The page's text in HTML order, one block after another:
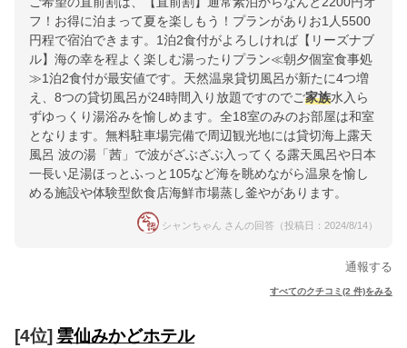
フ！お得に泊まって夏を楽しもう！プランがありお1人5500
円程で宿泊できます。1泊2食付がよろしければ【リーズナブ
ル】海の幸を程よく楽しむ湯ったりプラン≪朝夕個室食事処
≫1泊2食付が最安値です。天然温泉貸切風呂が新たに4つ増
え、8つの貸切風呂が24時間入り放題ですのでご家族水入ら
ずゆっくり湯浴みを愉しめます。全18室のみのお部屋は和室
となります。無料駐車場完備で周辺観光地には貸切海上露天
風呂 波の湯「茜」で波がざぶざぶ入ってくる露天風呂や日本
一長い足湯ほっとふっと105など海を眺めながら温泉を愉し
める施設や体験型飲食店海鮮市場蒸し釜やがあります。
シャンちゃん さんの回答（投稿日：2024/8/14）
通報する
すべてのクチコミ(2 件)をみる
[4位] 雲仙みかどホテル